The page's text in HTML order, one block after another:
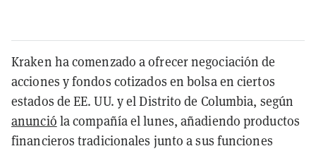
Kraken ha comenzado a ofrecer negociación de
acciones y fondos cotizados en bolsa en ciertos
estados de EE. UU. y el Distrito de Columbia, según
anunció la compañía el lunes, añadiendo productos
financieros tradicionales junto a sus funciones